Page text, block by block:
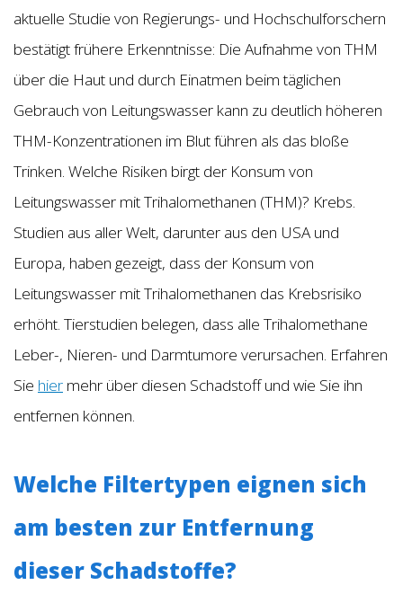
aktuelle Studie von Regierungs- und Hochschulforschern
bestätigt frühere Erkenntnisse: Die Aufnahme von THM
über die Haut und durch Einatmen beim täglichen
Gebrauch von Leitungswasser kann zu deutlich höheren
THM-Konzentrationen im Blut führen als das bloße
Trinken. Welche Risiken birgt der Konsum von
Leitungswasser mit Trihalomethanen (THM)? Krebs.
Studien aus aller Welt, darunter aus den USA und
Europa, haben gezeigt, dass der Konsum von
Leitungswasser mit Trihalomethanen das Krebsrisiko
erhöht. Tierstudien belegen, dass alle Trihalomethane
Leber-, Nieren- und Darmtumore verursachen. Erfahren
Sie hier mehr über diesen Schadstoff und wie Sie ihn
entfernen können.
Welche Filtertypen eignen sich
am besten zur Entfernung
dieser Schadstoffe?